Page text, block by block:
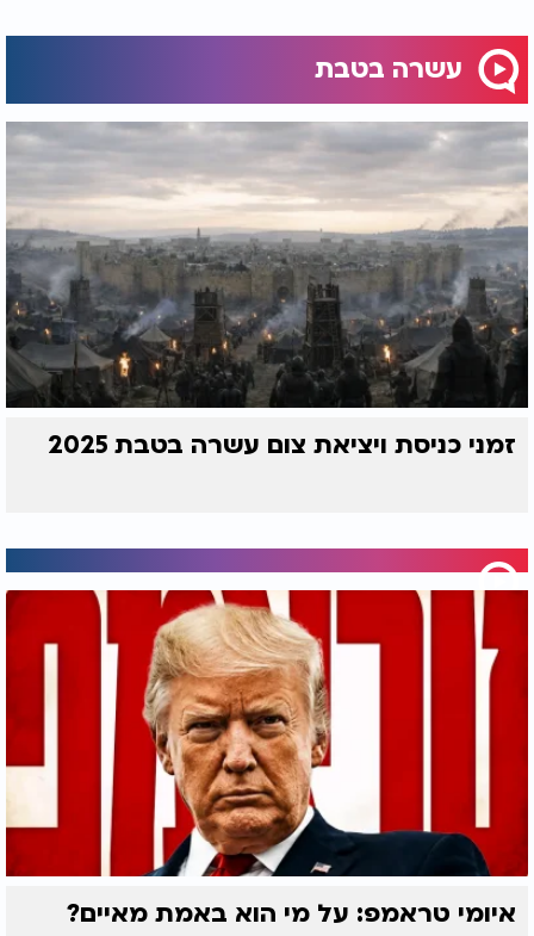
עשרה בטבת
זמני כניסת ויציאת צום עשרה בטבת 2025
איומי טראמפ: על מי הוא באמת מאיים?